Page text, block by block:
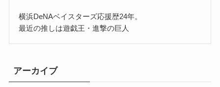
横浜DeNAベイスターズ応援歴24年。
最近の推しは遊戯王・進撃の巨人
アーカイブ